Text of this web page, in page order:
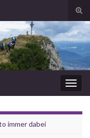
immer dabei